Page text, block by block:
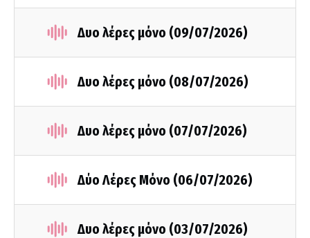
Δυο λέρες μόνο (09/07/2026)
Δυο λέρες μόνο (08/07/2026)
Δυο λέρες μόνο (07/07/2026)
Δύο Λέρες Μόνο (06/07/2026)
Δυο λέρες μόνο (03/07/2026)